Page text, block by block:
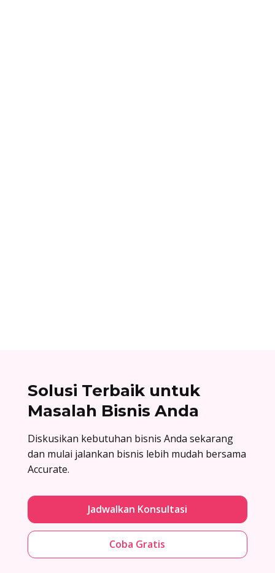
Solusi Terbaik untuk
Masalah Bisnis Anda
Diskusikan kebutuhan bisnis Anda sekarang
dan mulai jalankan bisnis lebih mudah bersama
Accurate.
Jadwalkan Konsultasi
Coba Gratis